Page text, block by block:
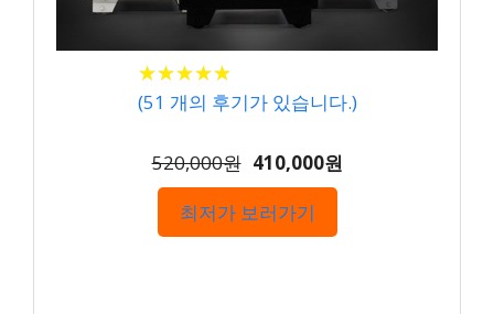
★★★★★
★★★★★
(51 개의 후기가 있습니다.)
520,000원 410,000원
최저가 보러가기